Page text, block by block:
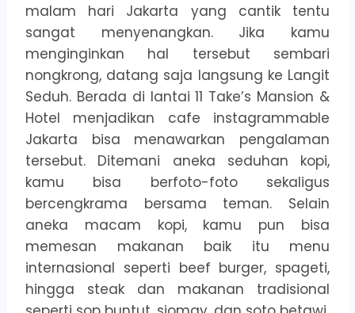
malam hari Jakarta yang cantik tentu
sangat menyenangkan. Jika kamu
menginginkan hal tersebut sembari
nongkrong, datang saja langsung ke Langit
Seduh. Berada di lantai 11 Take’s Mansion &
Hotel menjadikan cafe instagrammable
Jakarta bisa menawarkan pengalaman
tersebut. Ditemani aneka seduhan kopi,
kamu bisa berfoto-foto sekaligus
bercengkrama bersama teman. Selain
aneka macam kopi, kamu pun bisa
memesan makanan baik itu menu
internasional seperti beef burger, spageti,
hingga steak dan makanan tradisional